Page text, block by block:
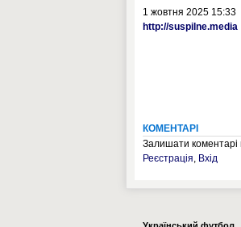
1 жовтня 2025 15:33
http://suspilne.media
КОМЕНТАРІ
Залишати коментарі
Реєстрація, Вхід